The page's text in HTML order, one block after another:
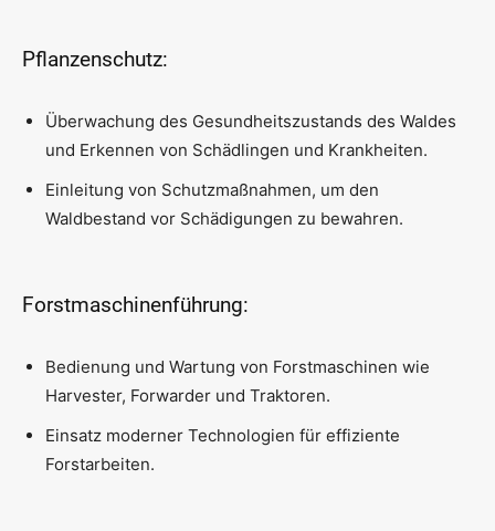
Pflanzenschutz:
Überwachung des Gesundheitszustands des Waldes
und Erkennen von Schädlingen und Krankheiten.
Einleitung von Schutzmaßnahmen, um den
Waldbestand vor Schädigungen zu bewahren.
Forstmaschinenführung:
Bedienung und Wartung von Forstmaschinen wie
Harvester, Forwarder und Traktoren.
Einsatz moderner Technologien für effiziente
Forstarbeiten.